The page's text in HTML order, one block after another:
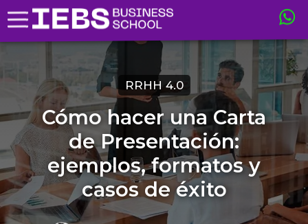
RRHH 4.0
Cómo hacer una Carta
de Presentación:
ejemplos, formatos y
casos de éxito